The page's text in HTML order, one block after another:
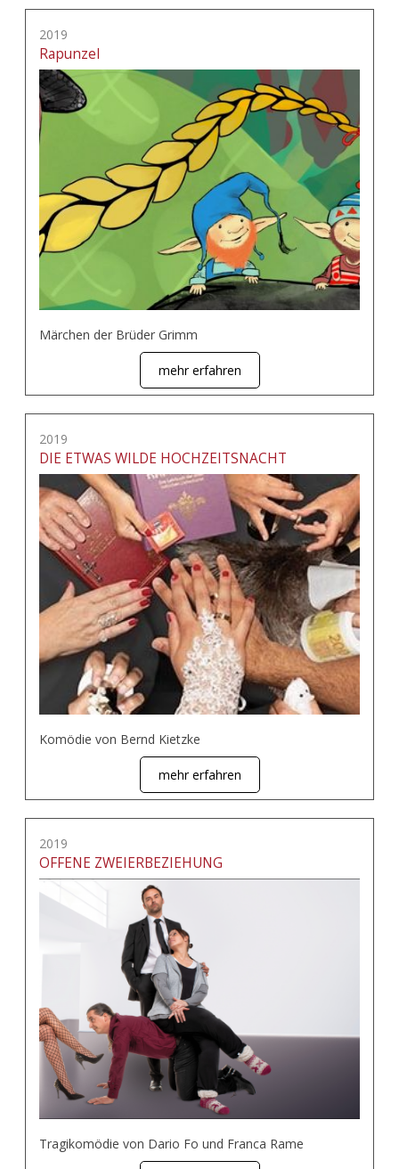
2019
Rapunzel
Märchen der Brüder Grimm
mehr erfahren
2019
DIE ETWAS WILDE HOCHZEITSNACHT
Komödie von Bernd Kietzke
mehr erfahren
2019
OFFENE ZWEIERBEZIEHUNG
Tragikomödie von Dario Fo und Franca Rame